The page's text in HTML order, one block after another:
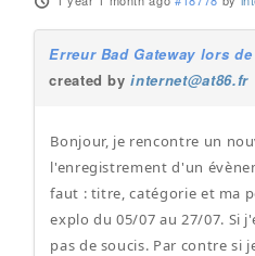
Erreur Bad Gateway lors
created byinternet@at86.fr
Bonjour, je rencontre un
l'enregistrement d'un
faut : titre, catégorie et ma
explo du 05/07 au 27/07. Si
pas de soucis. Par contre si